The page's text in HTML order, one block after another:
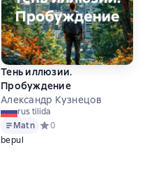
Тень иллюзии.
Пробуждение
Александр Кузнецов
rus tilida
Matn Средний рейтинг 0 на
0
bepul